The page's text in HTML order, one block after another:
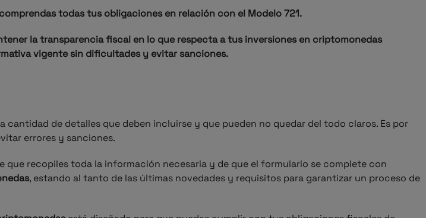
todas tus obligaciones en relación con el Modelo 721.
la transparencia fiscal en lo que respecta a tus inversiones en criptomonedas
vigente sin dificultades y evitar sanciones.
cantidad de detalles que deben incluirse y que pueden no quedar del todo claros. Es por
errores y sanciones.
que recopiles toda la información necesaria y de que el formulario se complete con
, estando al tanto de las últimas novedades y requisitos para garantizar un proceso de